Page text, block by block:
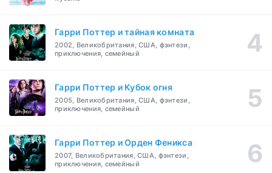
Гарри Поттер и тайная комната
2002, Великобритания, США, фэнтези,
приключения, семейный
Гарри Поттер и Кубок огня
2005, Великобритания, США, фэнтези,
приключения, семейный
Гарри Поттер и Орден Феникса
2007, Великобритания, США, фэнтези,
приключения, семейный